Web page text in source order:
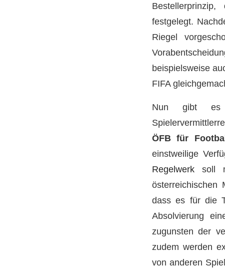
festgelegt.
Riegel
beispielsweise
FIFA
Nun gibt es
ÖFB für
einstweilige
Regelwerksoll
österreichischen
dass es für die
Absolvierung
zugunsten der
zudem werden
von anderen